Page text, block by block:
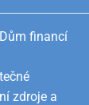
financí
zdroje a